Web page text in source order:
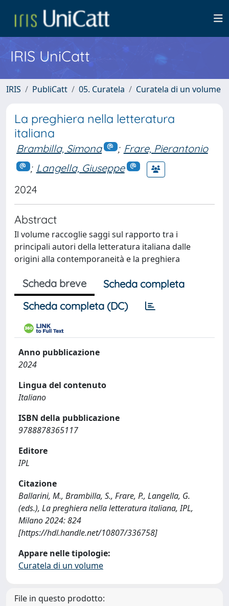
IRIS UniCatt
IRIS PubliCatt 05. Curatela Curatela di un volume
La preghiera nella letteratura
italiana
Brambilla, Simona ; Frare, Pierantonio
; Langella, Giuseppe
2024
Abstract
Il volume raccoglie saggi sul rapporto tra i
principali autori della letteratura italiana dalle
origini alla contemporaneità e la preghiera
Scheda breve
Scheda completa
Scheda completa (DC)
Anno pubblicazione
2024
Lingua del contenuto
Italiano
ISBN della pubblicazione
9788878365117
Editore
IPL
Citazione
Ballarini, M., Brambilla, S., Frare, P., Langella, G.
(eds.), La preghiera nella letteratura italiana, IPL,
Milano 2024: 824
[https://hdl.handle.net/10807/336758]
Appare nelle tipologie:
Curatela di un volume
File in questo prodotto: